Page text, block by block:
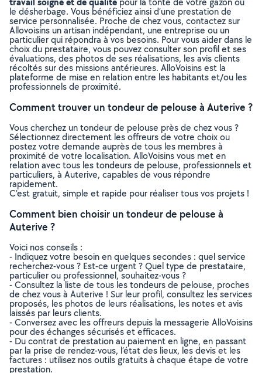
le désherbage. Vous bénéficiez ainsi d’une prestation de
service personnalisée. Proche de chez vous, contactez sur
Allovoisins un artisan indépendant, une entreprise ou un
particulier qui répondra à vos besoins. Pour vous aider dans le
choix du prestataire, vous pouvez consulter son profil et ses
évaluations, des photos de ses réalisations, les avis clients
récoltés sur des missions antérieures. AlloVoisins est la
plateforme de mise en relation entre les habitants et/ou les
professionnels de proximité.
Comment trouver un tondeur de pelouse à Auterive ?
Vous cherchez un tondeur de pelouse près de chez vous ?
Sélectionnez directement les offreurs de votre choix ou
postez votre demande auprès de tous les membres à
proximité de votre localisation. AlloVoisins vous met en
relation avec tous les tondeurs de pelouse, professionnels et
particuliers, à Auterive, capables de vous répondre
rapidement.
C’est gratuit, simple et rapide pour réaliser tous vos projets !
Comment bien choisir un tondeur de pelouse à
Auterive ?
Voici nos conseils :
- Indiquez votre besoin en quelques secondes : quel service
recherchez-vous ? Est-ce urgent ? Quel type de prestataire,
particulier ou professionnel, souhaitez-vous ?
- Consultez la liste de tous les tondeurs de pelouse, proches
de chez vous à Auterive ! Sur leur profil, consultez les services
proposés, les photos de leurs réalisations, les notes et avis
laissés par leurs clients.
- Conversez avec les offreurs depuis la messagerie AlloVoisins
pour des échanges sécurisés et efficaces.
- Du contrat de prestation au paiement en ligne, en passant
par la prise de rendez-vous, l’état des lieux, les devis et les
factures : utilisez nos outils gratuits à chaque étape de votre
prestation.